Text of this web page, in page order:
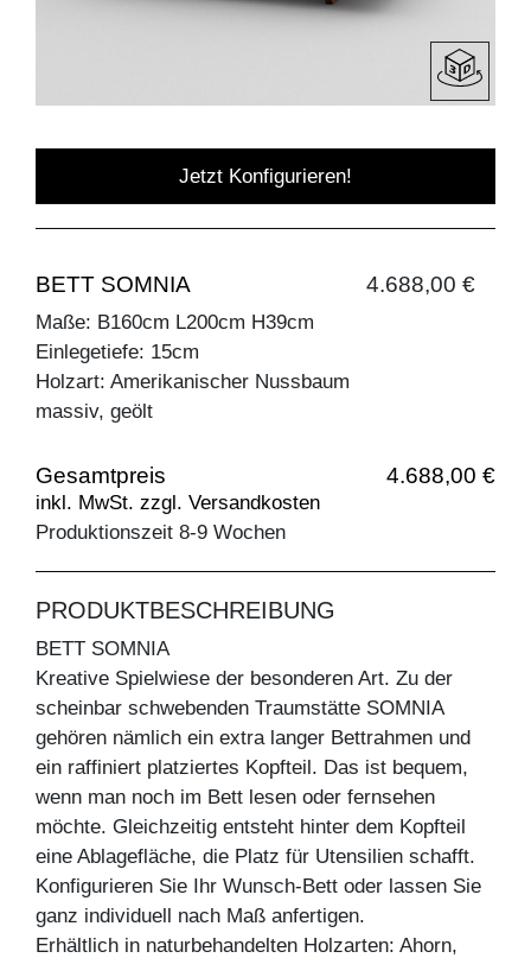
Jetzt Konfigurieren!
BETT SOMNIA 4.688,00 €
Maße: B160cm L200cm H39cm
Einlegetiefe: 15cm
Holzart: Amerikanischer Nussbaum
massiv, geölt
Gesamtpreis 4.688,00 €
inkl. MwSt. zzgl. Versandkosten
Produktionszeit 8-9 Wochen
PRODUKTBESCHREIBUNG
BETT SOMNIA
Kreative Spielwiese der besonderen Art. Zu der
scheinbar schwebenden Traumstätte SOMNIA
gehören nämlich ein extra langer Bettrahmen und
ein raffiniert platziertes Kopfteil. Das ist bequem,
wenn man noch im Bett lesen oder fernsehen
möchte. Gleichzeitig entsteht hinter dem Kopfteil
eine Ablagefläche, die Platz für Utensilien schafft.
Konfigurieren Sie Ihr Wunsch-Bett oder lassen Sie
ganz individuell nach Maß anfertigen.
Erhältlich in naturbehandelten Holzarten: Ahorn,